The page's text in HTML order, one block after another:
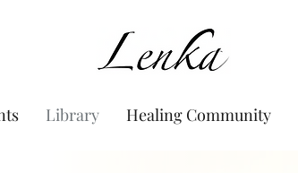
www.Lenka.org
Library Healing Community